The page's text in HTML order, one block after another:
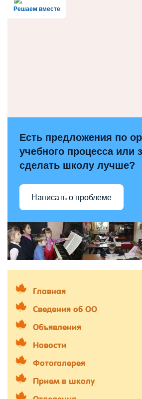
Решаем вместе
Есть предложения по
учебного процесса или
сделать школу лучше?
Написать о проблеме
Главная
Сведения об ОО
Объявления
Новости
Фотогалерея
Прием в школу